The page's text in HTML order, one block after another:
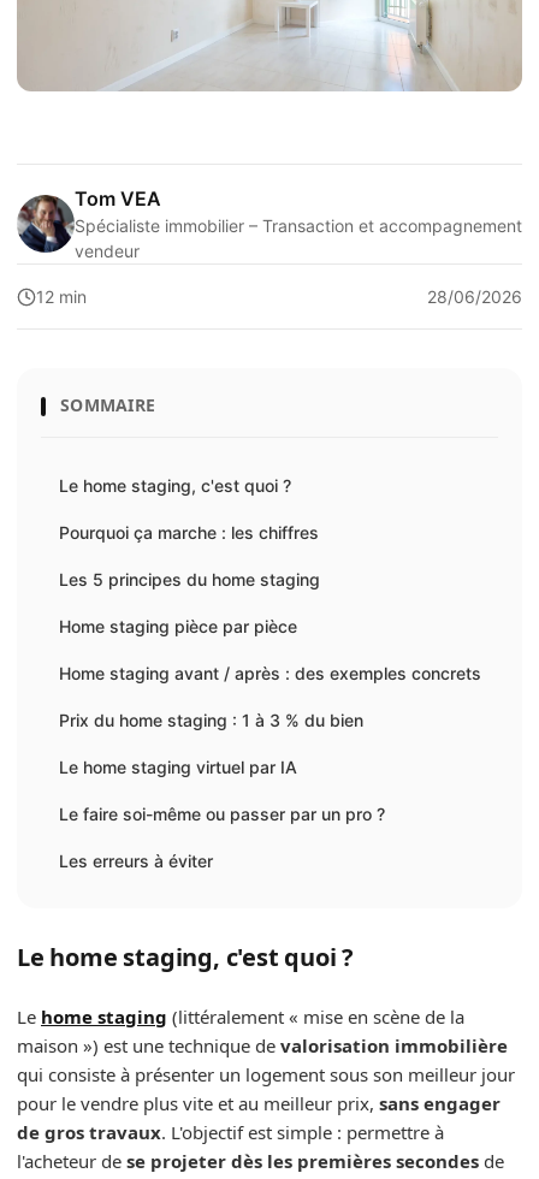
Tom VEA
Spécialiste immobilier – Transaction et accompagnement
vendeur
12 min 28/06/2026
SOMMAIRE
Le home staging, c'est quoi ?
Pourquoi ça marche : les chiffres
Les 5 principes du home staging
Home staging pièce par pièce
Home staging avant / après : des exemples concrets
Prix du home staging : 1 à 3 % du bien
Le home staging virtuel par IA
Le faire soi-même ou passer par un pro ?
Les erreurs à éviter
Le home staging, c'est quoi ?
Le home staging (littéralement « mise en scène de la
maison ») est une technique de valorisation immobilière
qui consiste à présenter un logement sous son meilleur jour
pour le vendre plus vite et au meilleur prix, sans engager
de gros travaux. L'objectif est simple : permettre à
l'acheteur de se projeter dès les premières secondes de